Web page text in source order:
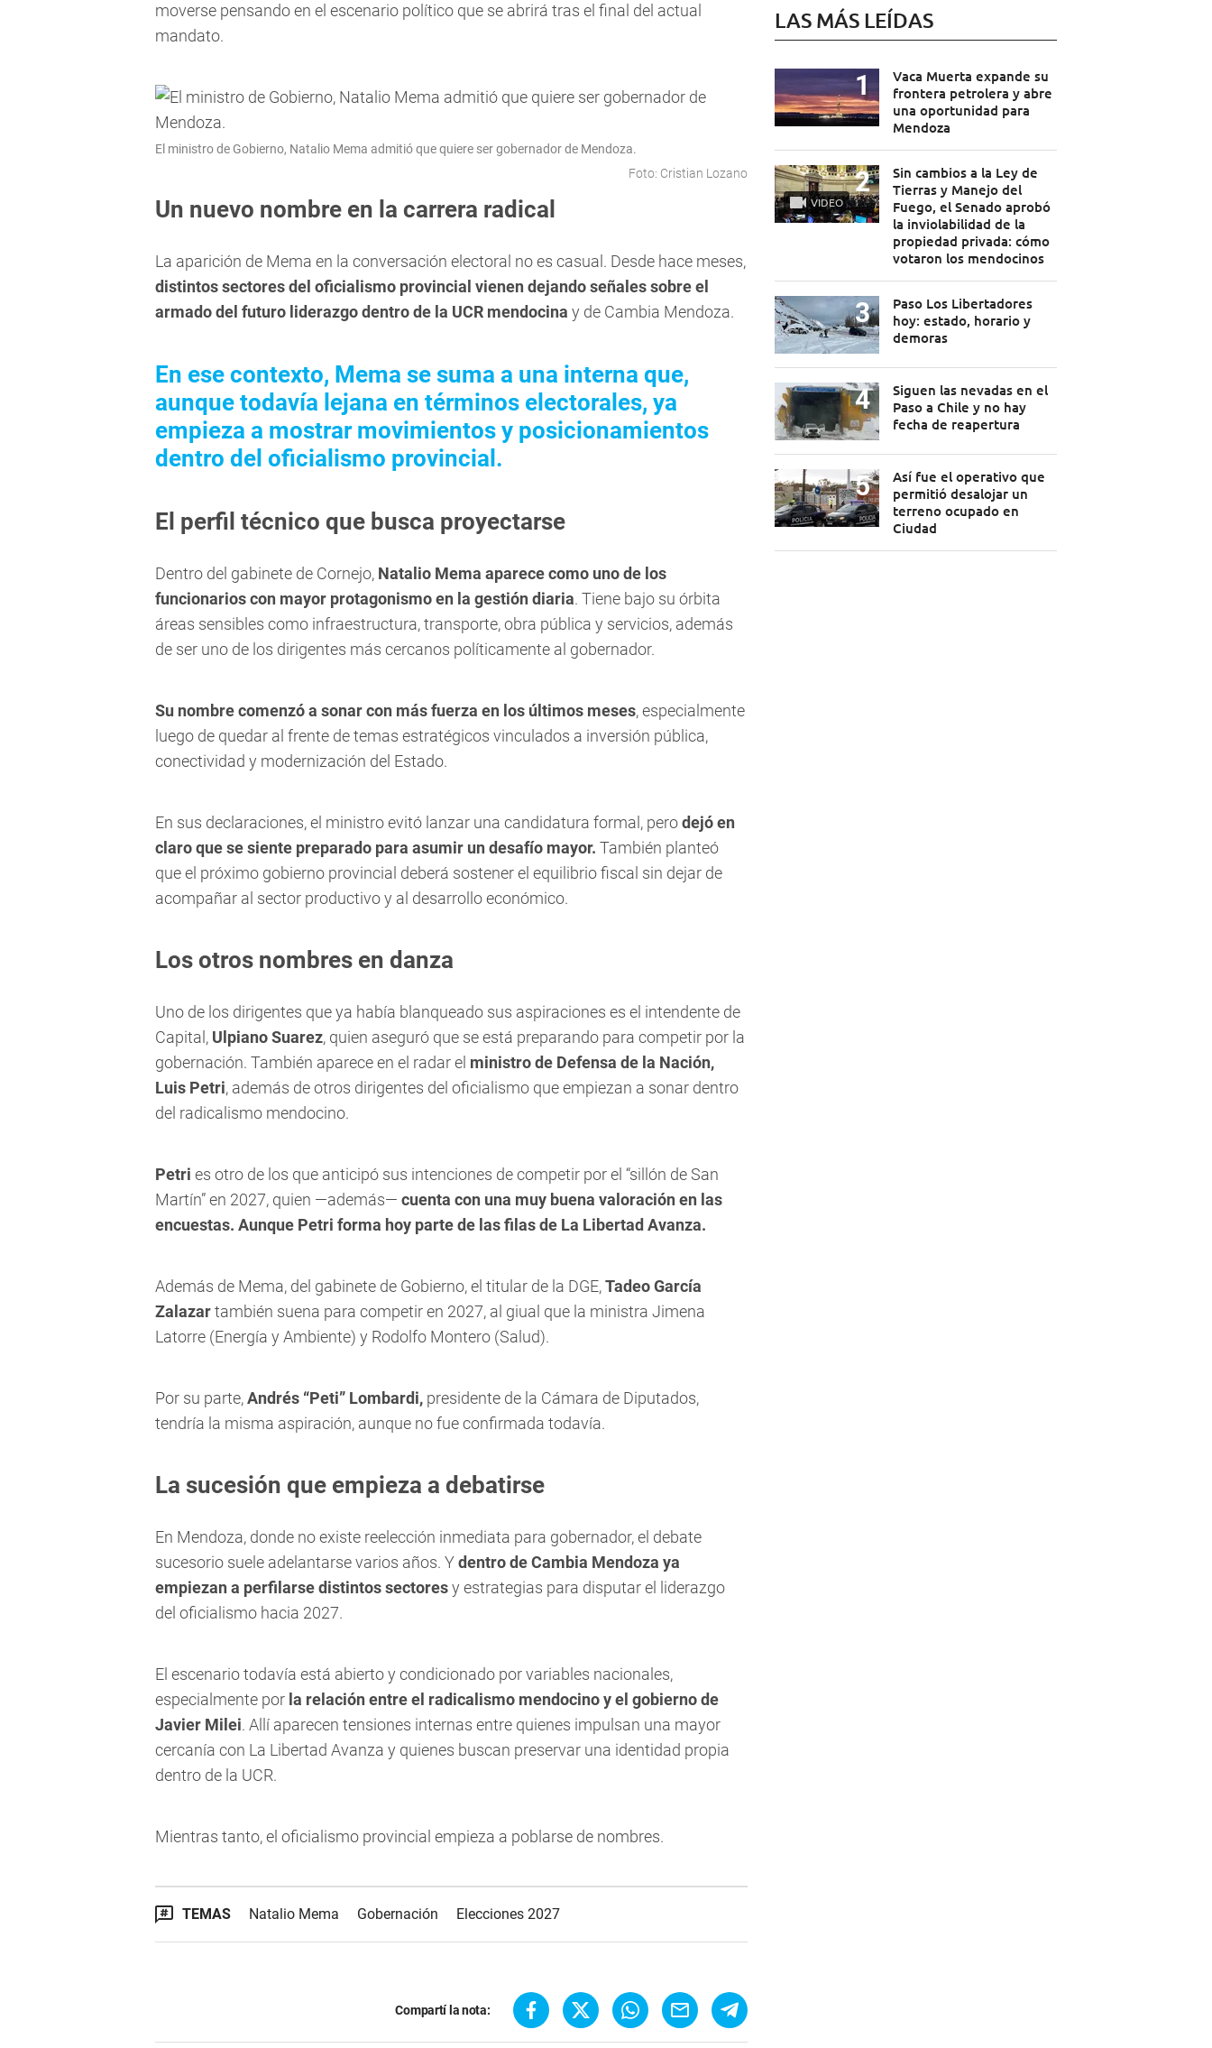
moverse pensando en el escenario político que se abrirá tras el final del actual
mandato.
El ministro de Gobierno, Natalio Mema admitió que quiere ser gobernador de Mendoza.
Foto: Cristian Lozano
Un nuevo nombre en la carrera radical
La aparición de Mema en la conversación electoral no es casual. Desde hace meses,
distintos sectores del oficialismo provincial vienen dejando señales sobre el
armado del futuro liderazgo dentro de la UCR mendocina y de Cambia Mendoza.
En ese contexto, Mema se suma a una interna que,
aunque todavía lejana en términos electorales, ya
empieza a mostrar movimientos y posicionamientos
dentro del oficialismo provincial.
El perfil técnico que busca proyectarse
Dentro del gabinete de Cornejo, Natalio Mema aparece como uno de los
funcionarios con mayor protagonismo en la gestión diaria. Tiene bajo su órbita
áreas sensibles como infraestructura, transporte, obra pública y servicios, además
de ser uno de los dirigentes más cercanos políticamente al gobernador.
Su nombre comenzó a sonar con más fuerza en los últimos meses, especialmente
luego de quedar al frente de temas estratégicos vinculados a inversión pública,
conectividad y modernización del Estado.
En sus declaraciones, el ministro evitó lanzar una candidatura formal, perodejó en
claro que se siente preparado para asumir un desafío mayor. También planteó
que el próximo gobierno provincial deberá sostener el equilibrio fiscal sin dejar de
acompañar al sector productivo y al desarrollo económico.
Los otros nombres en danza
Uno de los dirigentes que ya había blanqueado sus aspiraciones es el intendente de
Capital, Ulpiano Suarez, quien aseguró que se está preparando para competir por la
gobernación. También aparece en el radar el ministro de Defensa de la Nación,
Luis Petri, además de otros dirigentes del oficialismo que empiezan a sonar dentro
del radicalismo mendocino.
Petri es otro de los que anticipó sus intenciones de competir por el “sillón de San
Martín” en 2027, quien —además— cuenta con una muy buena valoración en las
encuestas. Aunque Petri forma hoy parte de las filas de La Libertad Avanza.
Además de Mema, del gabinete de Gobierno, el titular de la DGE,Tadeo García
Zalazartambién suena para competir en 2027, al giual que la ministra Jimena
Latorre (Energía y Ambiente) y Rodolfo Montero (Salud).
Por su parte,Andrés “Peti” Lombardi, presidente de la Cámara de Diputados,
tendría la misma aspiración, aunque no fue confirmada todavía.
La sucesión que empieza a debatirse
En Mendoza, donde no existe reelección inmediata para gobernador, el debate
sucesorio suele adelantarse varios años. Ydentro de Cambia Mendoza ya
empiezan a perfilarse distintos sectoresy estrategias para disputar el liderazgo
del oficialismo hacia 2027.
El escenario todavía está abierto y condicionado por variables nacionales,
especialmente por la relación entre el radicalismo mendocino y el gobierno de
Javier Milei. Allí aparecen tensiones internas entre quienes impulsan una mayor
cercanía con La Libertad Avanza y quienes buscan preservar una identidad propia
dentro de la UCR.
Mientras tanto, el oficialismo provincial empieza a poblarse de nombres.
TEMAS Natalio Mema Gobernación Elecciones 2027
Compartí la nota:
LAS MÁS LEÍDAS
Vaca Muerta expande su
frontera petrolera y abre
una oportunidad para
Mendoza
VIDEO
Sin cambios a la Ley de
Tierras y Manejo del
Fuego, el Senado aprobó
la inviolabilidad de la
propiedad privada: cómo
votaron los mendocinos
Paso Los Libertadores
hoy: estado, horario y
demoras
Siguen las nevadas en el
Paso a Chile y no hay
fecha de reapertura
Así fue el operativo que
permitió desalojar un
terreno ocupado en
Ciudad